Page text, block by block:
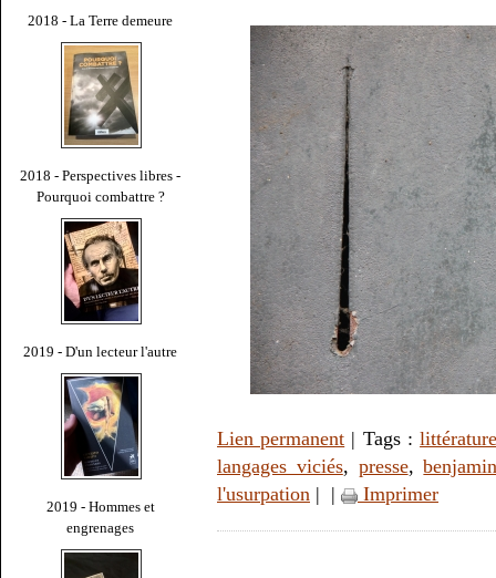
2018 - La Terre demeure
2018 - Perspectives libres -
Pourquoi combattre ?
2019 - D'un lecteur l'autre
2019 - Hommes et
engrenages
Lien permanent | Tags :
langages viciés, presse,
l'usurpation | | Imprimer